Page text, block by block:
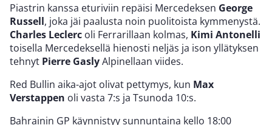
Piastrin kanssa eturiviin repäisi Mercedeksen George
Russell, joka jäi paalusta noin puolitoista kymmenystä.
Charles Leclerc oli Ferrarillaan kolmas, Kimi Antonelli
toisella Mercedeksellä hienosti neljäs ja ison yllätyksen
tehnyt Pierre GaslyAlpinellaan viides.
Red Bullin aika-ajot olivat pettymys, kun Max
Verstappen oli vasta 7:s ja Tsunoda 10:s.
Bahrainin GP käynnistyy sunnuntaina kello 18:00